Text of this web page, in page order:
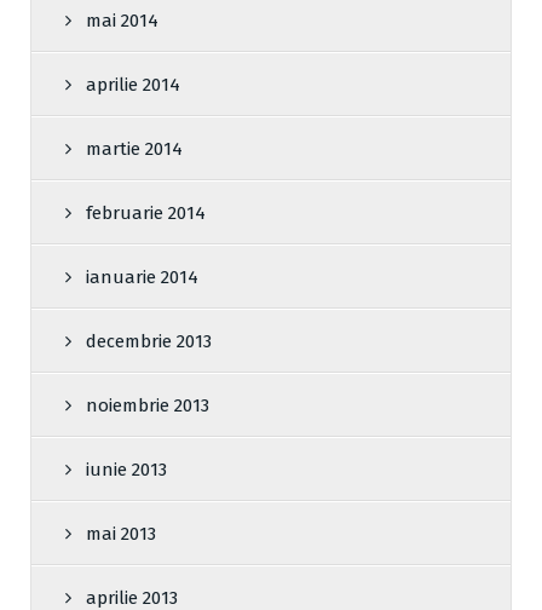
mai 2014
aprilie 2014
martie 2014
februarie 2014
ianuarie 2014
decembrie 2013
noiembrie 2013
iunie 2013
mai 2013
aprilie 2013